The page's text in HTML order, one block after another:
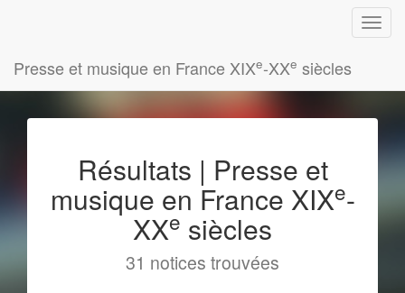
Presse et musique en France XIXe-XXe siècles
Résultats | Presse et
musique en France XIXe-
XXe siècles
31 notices trouvées